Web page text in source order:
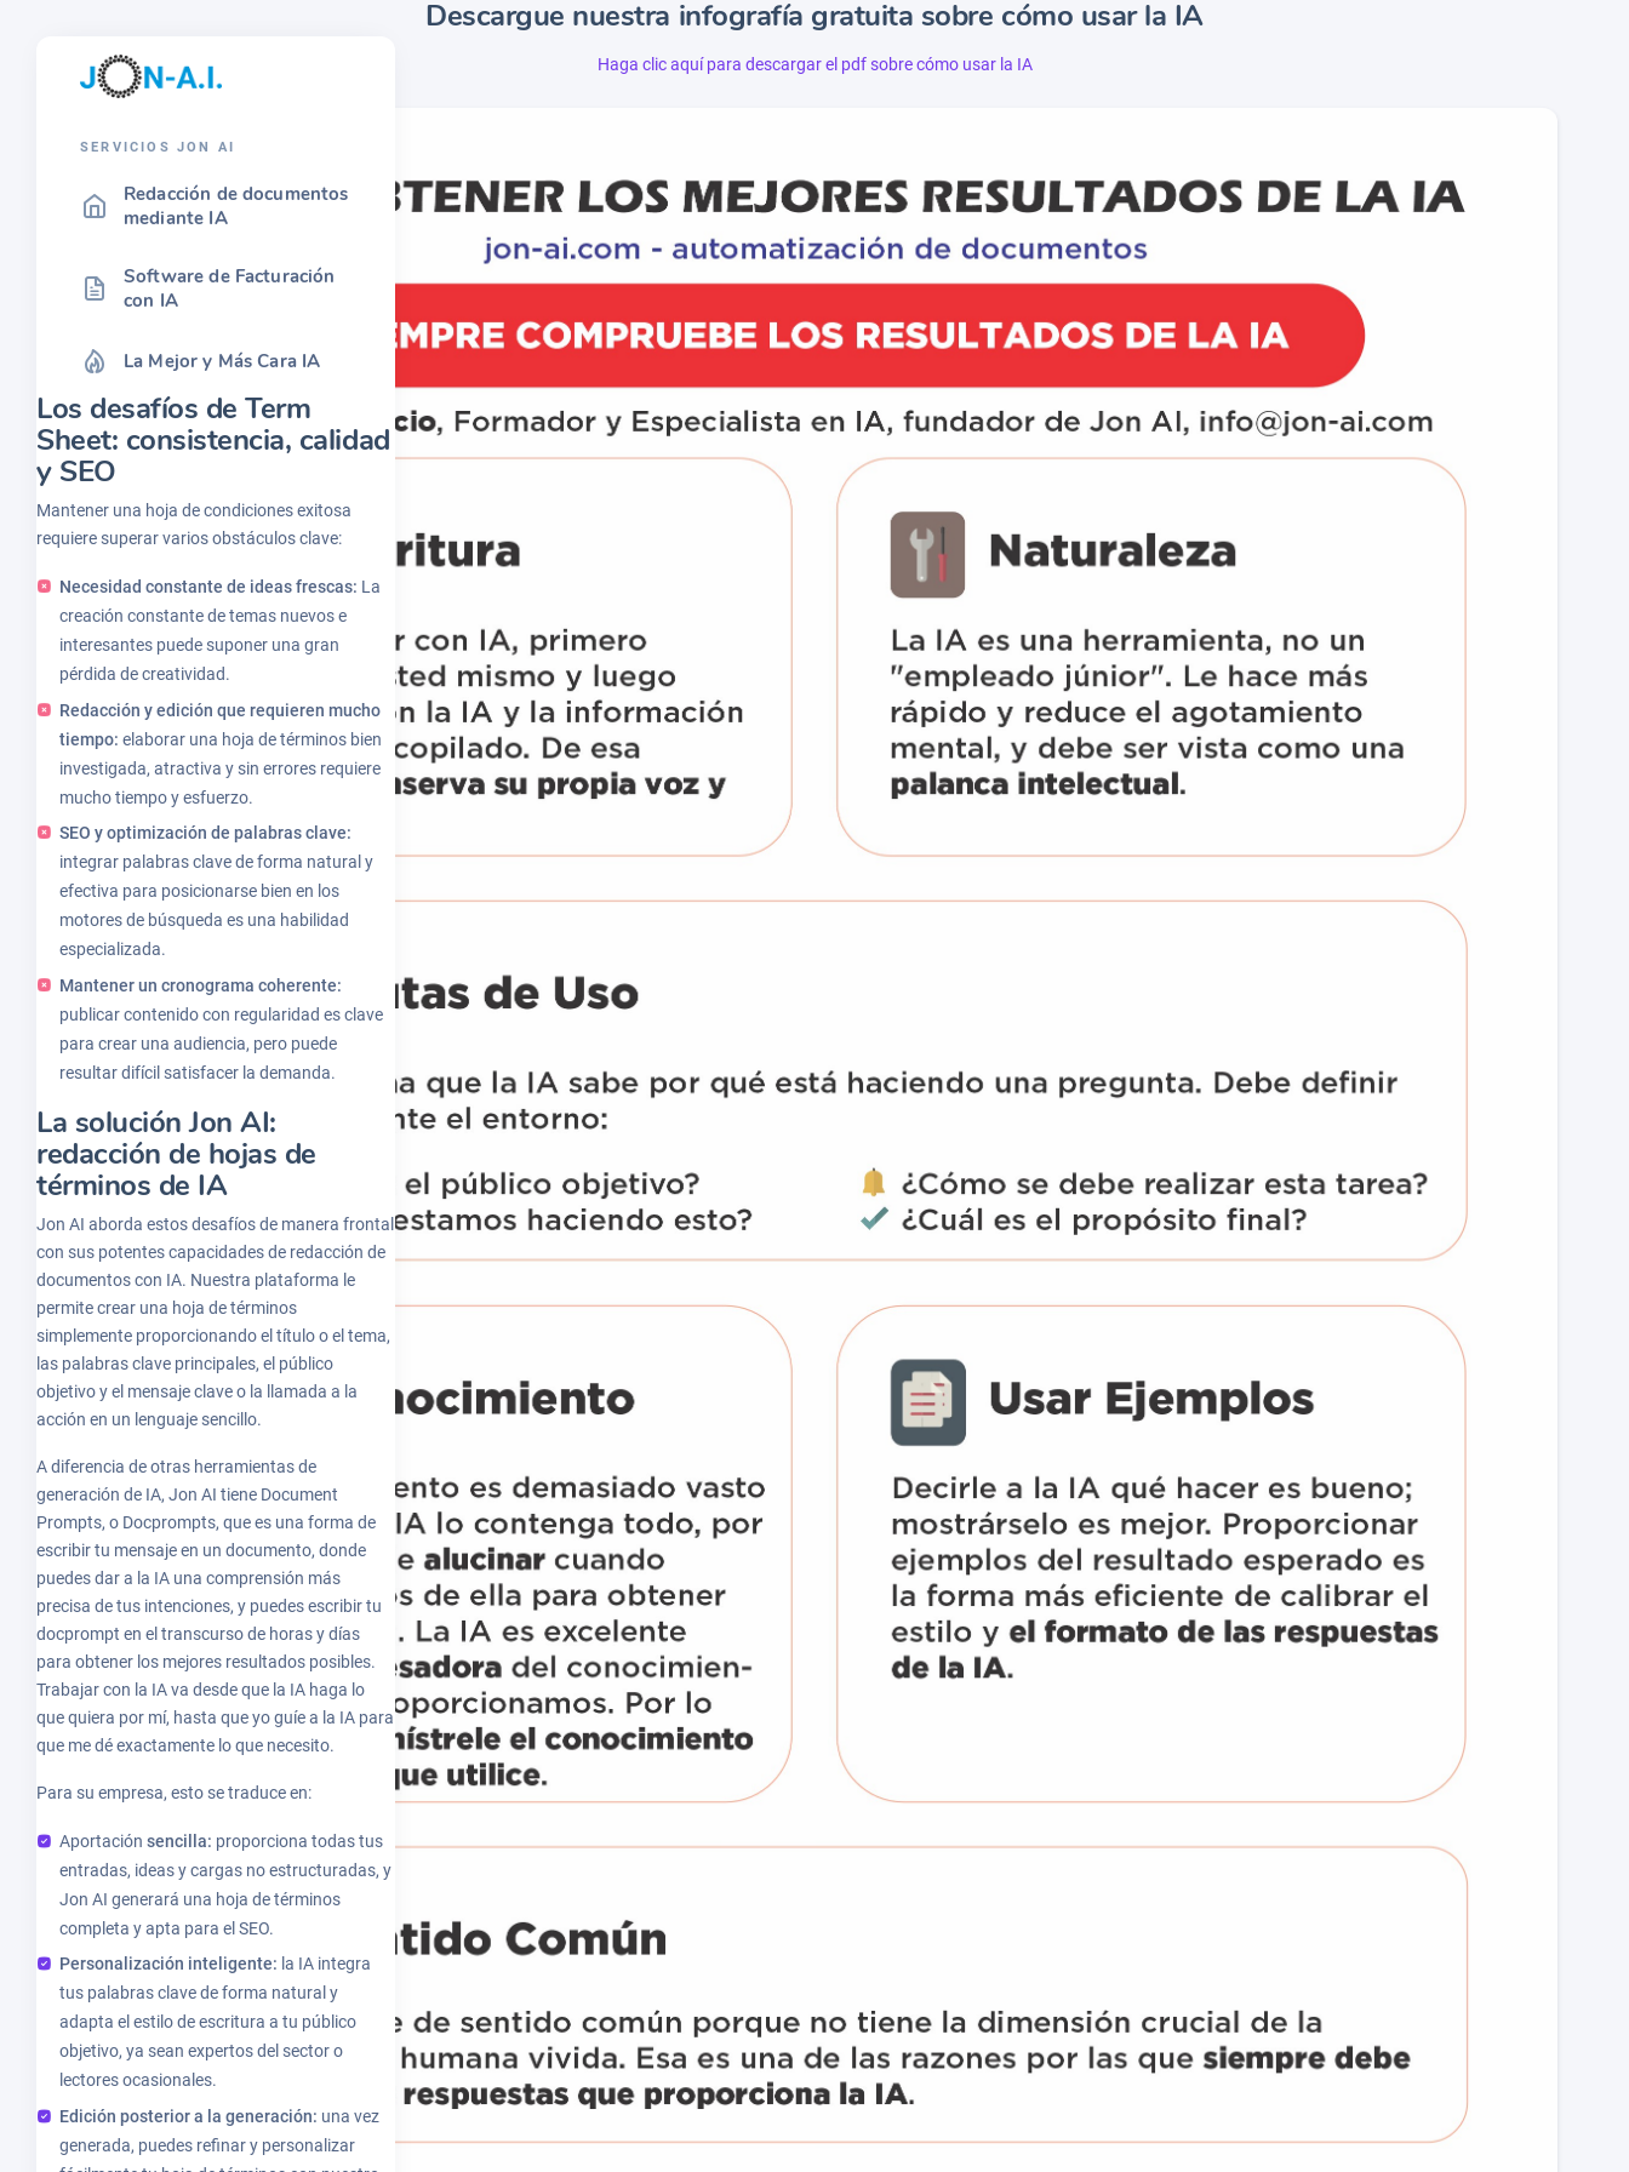
SERVICIOS JON AI
Redacción de documentos
mediante IA
Software de Facturación
con IA
La Mejor y Más Cara IA
Los desafíos de Term
Sheet: consistencia, calidad
y SEO
Mantener una hoja de condiciones exitosa
requiere superar varios obstáculos clave:
Necesidad constante de ideas frescas: La
creación constante de temas nuevos e
interesantes puede suponer una gran
pérdida de creatividad.
Redacción y edición que requieren mucho
tiempo: elaborar una hoja de términos bien
investigada, atractiva y sin errores requiere
mucho tiempo y esfuerzo.
SEO y optimización de palabras clave:
integrar palabras clave de forma natural y
efectiva para posicionarse bien en los
motores de búsqueda es una habilidad
especializada.
Mantener un cronograma coherente:
publicar contenido con regularidad es clave
para crear una audiencia, pero puede
resultar difícil satisfacer la demanda.
La solución Jon AI:
redacción de hojas de
términos de IA
Jon AI aborda estos desafíos de manera frontal
con sus potentes capacidades de redacción de
documentos con IA. Nuestra plataforma le
permite crear una hoja de términos
simplemente proporcionando el título o el tema,
las palabras clave principales, el público
objetivo y el mensaje clave o la llamada a la
acción en un lenguaje sencillo.
A diferencia de otras herramientas de
generación de IA, Jon AI tiene Document
Prompts, o Docprompts, que es una forma de
escribir tu mensaje en un documento, donde
puedes dar a la IA una comprensión más
precisa de tus intenciones, y puedes escribir tu
docprompt en el transcurso de horas y días
para obtener los mejores resultados posibles.
Trabajar con la IA va desde que la IA haga lo
que quiera por mí, hasta que yo guíe a la IA para
que me dé exactamente lo que necesito.
Para su empresa, esto se traduce en:
Aportaciónsencilla: proporciona todas tus
entradas, ideas y cargas no estructuradas, y
Jon AI generará una hoja de términos
completa y apta para el SEO.
Personalización inteligente: la IA integra
tus palabras clave de forma natural y
adapta el estilo de escritura a tu público
objetivo, ya sean expertos del sector o
lectores ocasionales.
Edición posterior a la generación: una vez
generada, puedes refinar y personalizar
Descargue nuestra infografía gratuita sobre cómo usar la IA
Haga clic aquí para descargar el pdf sobre cómo usar la IA